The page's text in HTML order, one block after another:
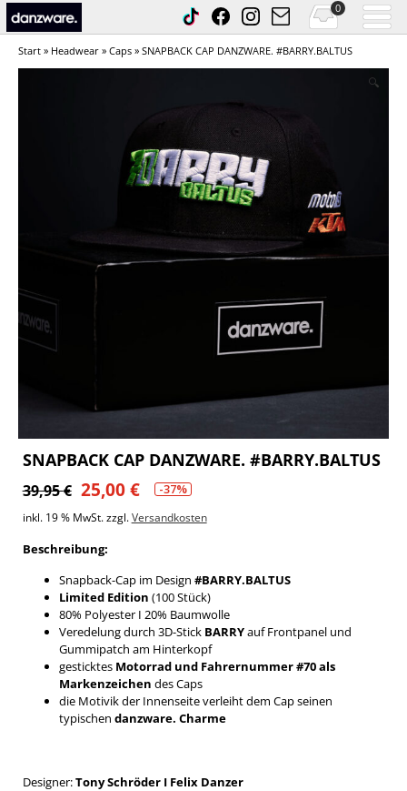
0
Start » Headwear »Caps » SNAPBACK CAP DANZWARE. #BARRY.BALTUS
🔍
SNAPBACK CAP DANZWARE. #BARRY.BALTUS
39,95€
Ursprünglicher
39,95 €
25,00€Aktueller
-37%
inkl. 19 % MwSt. zzgl. Versandkosten
Beschreibung:
Snapback-Cap im Design #BARRY.BALTUS
Limited Edition (100 Stück)
80% Polyester I 20% Baumwolle
Veredelung durch 3D-Stick BARRYauf Frontpanel und
Gummipatch am Hinterkopf
gesticktes Motorrad und Fahrernummer #70 als
Markenzeichen des Caps
die Motivik der Innenseite verleiht dem Cap seinen
typischen danzware. Charme
Designer:Tony Schröder I Felix Danzer